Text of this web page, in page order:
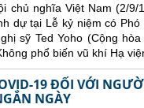
chủ nghĩa Việt Nam (2/
dự tại Lễ kỷ niệm có
sỹ Ted Yoho (Cộng
phổ biến vũ khí Hạ
19 ĐỐI VỚI
NGÀY